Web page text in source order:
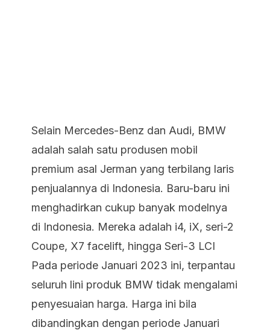
Selain Mercedes-Benz dan Audi, BMW
adalah salah satu produsen mobil
premium asal Jerman yang terbilang laris
penjualannya di Indonesia. Baru-baru ini
menghadirkan cukup banyak modelnya
di Indonesia. Mereka adalah i4, iX, seri-2
Coupe, X7 facelift, hingga Seri-3 LCI
Pada periode Januari 2023 ini, terpantau
seluruh lini produk BMW tidak mengalami
penyesuaian harga. Harga ini bila
dibandingkan dengan periode Januari